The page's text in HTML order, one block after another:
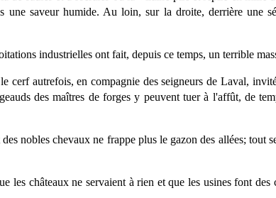
saveur humide. Au loin, sur la droite, derrière une
industrielles ont fait, depuis ce temps, un terrible
cerf autrefois, en compagnie des seigneurs de Laval,
des maîtres de forges y peuvent tuer à l'affût, de
nobles chevaux ne frappe plus le gazon des allées; tout
les châteaux ne servaient à rien et que les usines font